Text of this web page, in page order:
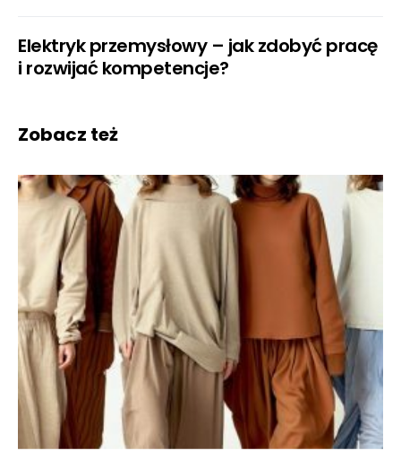
Elektryk przemysłowy – jak zdobyć pracę
i rozwijać kompetencje?
Zobacz też